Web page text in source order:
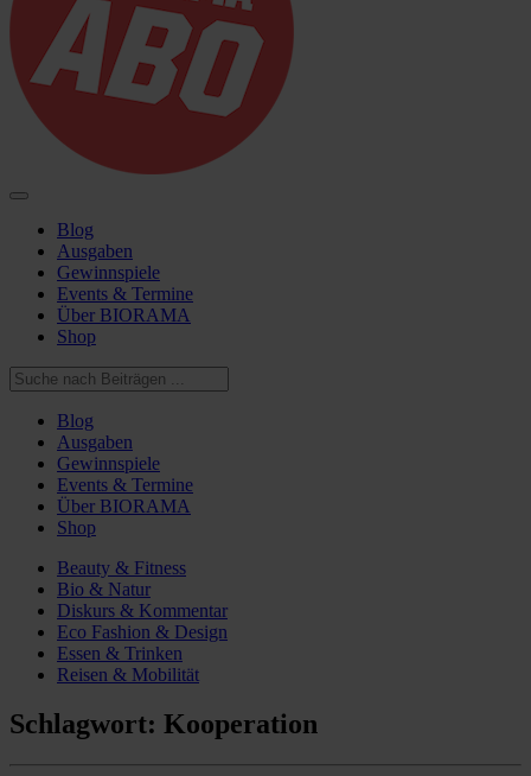
Blog
Ausgaben
Gewinnspiele
Events & Termine
Über BIORAMA
Shop
Blog
Ausgaben
Gewinnspiele
Events & Termine
Über BIORAMA
Shop
Beauty & Fitness
Bio & Natur
Diskurs & Kommentar
Eco Fashion & Design
Essen & Trinken
Reisen & Mobilität
Schlagwort: Kooperation